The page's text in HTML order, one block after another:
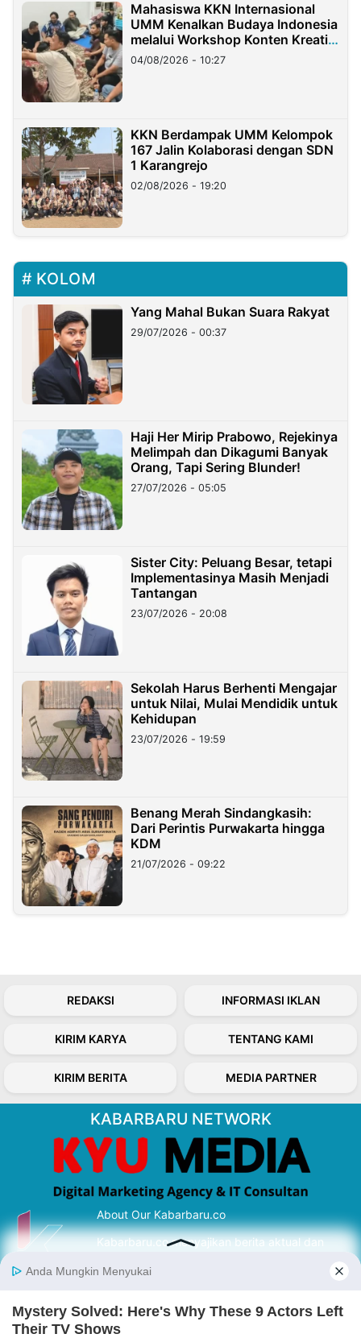
Mahasiswa KKN Internasional
UMM Kenalkan Budaya Indonesia
melalui Workshop Konten Kreatif
di Taiwan
04/08/2026 - 10:27
KKN Berdampak UMM Kelompok
167 Jalin Kolaborasi dengan SDN
1 Karangrejo
02/08/2026 - 19:20
KOLOM
Yang Mahal Bukan Suara Rakyat
29/07/2026 - 00:37
Haji Her Mirip Prabowo, Rejekinya
Melimpah dan Dikagumi Banyak
Orang, Tapi Sering Blunder!
27/07/2026 - 05:05
Sister City: Peluang Besar, tetapi
Implementasinya Masih Menjadi
Tantangan
23/07/2026 - 20:08
Sekolah Harus Berhenti Mengajar
untuk Nilai, Mulai Mendidik untuk
Kehidupan
23/07/2026 - 19:59
Benang Merah Sindangkasih:
Dari Perintis Purwakarta hingga
KDM
21/07/2026 - 09:22
REDAKSI INFORMASI IKLAN
KIRIM KARYA TENTANG KAMI
KIRIM BERITA MEDIA PARTNER
KABARBARU NETWORK
About Our Kabarbaru.co
Kabarbaru.co menyajikan berita aktual dan
serta terverifikasi dari sumber yang tepat.
Follow Kabarbaru